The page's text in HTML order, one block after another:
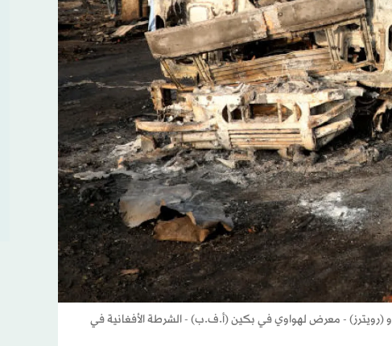
(رويترز) - معرض لهواوي في بكين (أ.ف.ب) - الشرطة الأفغانية في